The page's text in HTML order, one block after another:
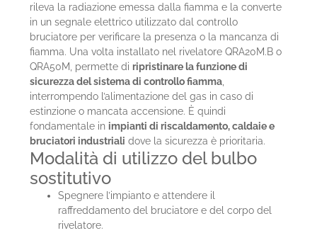
rileva la radiazione emessa dalla fiamma e la converte
in un segnale elettrico utilizzato dal controllo
bruciatore per verificare la presenza o la mancanza di
fiamma. Una volta installato nel rivelatore QRA20M.B o
QRA50M, permette diripristinare la funzione di
sicurezza del sistema di controllo fiamma
interrompendo l’alimentazione del gas in caso di
estinzione o mancata accensione. È quindi
fondamentale inimpianti di riscaldamento, caldaie e
bruciatori industriali dove la sicurezza è prioritaria.
Modalità di utilizzo del bulbo
sostitutivo
Spegnere l’impianto e attendere il
raffreddamento del bruciatore e del corpo del
rivelatore.